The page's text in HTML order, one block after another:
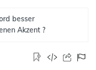
besser
Akzent ?